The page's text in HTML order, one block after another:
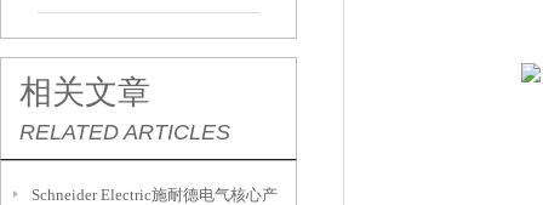
相关文章
RELATED ARTICLES
Schneider Electric施耐德电气核心产